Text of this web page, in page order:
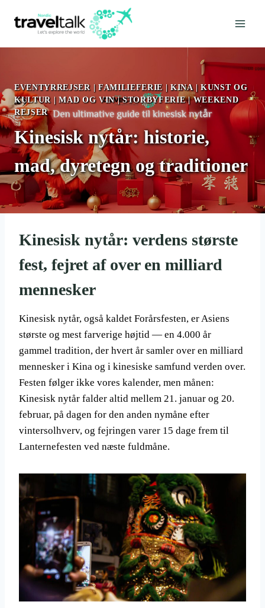
EVENTYRREJSER| FAMILIEFERIE|KINA| KUNST OG
KULTUR|MAD OG VIN|STORBYFERIE|WEEKEND
REJSER
Kinesisk nytår: historie,
mad, dyretegn og traditioner
Kinesisk nytår: verdens største
fest, fejret af over en milliard
mennesker
Kinesisk nytår, også kaldet Forårsfesten, er Asiens
største og mest farverige højtid — en 4.000 år
gammel tradition, der hvert år samler over en milliard
mennesker i Kina og i kinesiske samfund verden over.
Festen følger ikke vores kalender, men månen:
Kinesisk nytår falder altid mellem 21. januar og 20.
februar, på dagen for den anden nymåne efter
vintersolhverv, og fejringen varer 15 dage frem til
Lanternefesten ved næste fuldmåne.